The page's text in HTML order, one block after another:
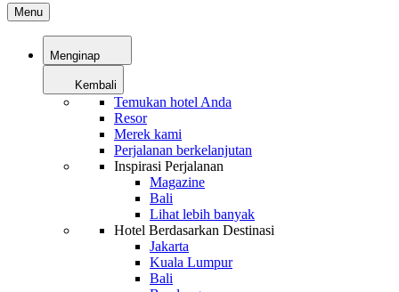
Menu
Menginap
Kembali
Temukan hotel Anda
Resor
Merek kami
Perjalanan berkelanjutan
Inspirasi Perjalanan
Magazine
Bali
Lihat lebih banyak
Hotel Berdasarkan Destinasi
Jakarta
Kuala Lumpur
Bali